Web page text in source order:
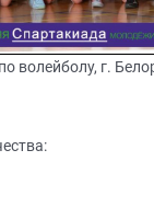
волейболу, г.